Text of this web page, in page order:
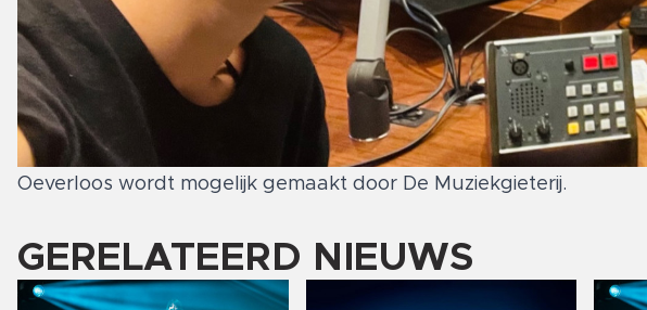
Oeverloos wordt mogelijk gemaakt door De Muziekgieterij.
GERELATEERD NIEUWS